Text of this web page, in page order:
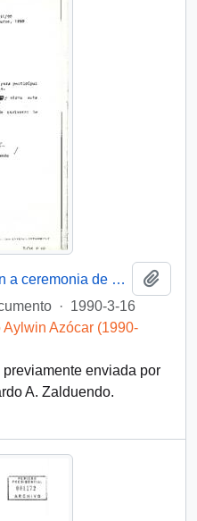
[ Carta Declinando invitación a ceremonia de asunción de la Presidencia de Chile].
· 1990-3-16
Azócar (1990-
enviada por
A. Zalduendo.